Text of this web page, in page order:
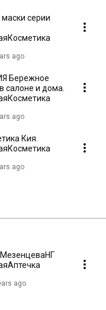
серии
ago
Бережное
салоне и дома.
ago
Кия.
ago
ago